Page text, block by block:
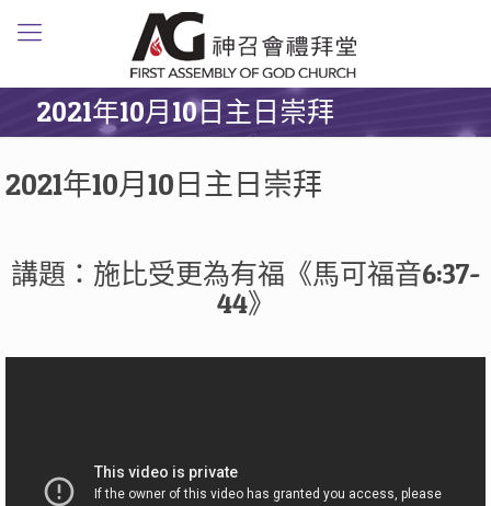
2021年10月10日主日崇拜
2021年10月10日主日崇拜
講題：施比受更為有福《馬可福音6:37-
44》